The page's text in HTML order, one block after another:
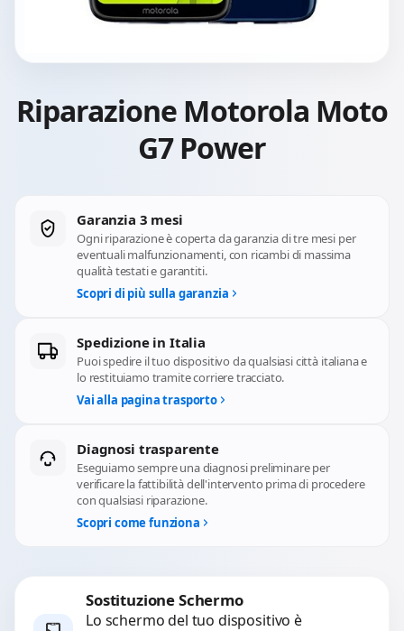
Riparazione Motorola Moto
G7 Power
Garanzia 3 mesi
Ogni riparazione è coperta da garanzia di tre mesi per
eventuali malfunzionamenti, con ricambi di massima
qualità testati e garantiti.
Scopri di più sulla garanzia
Spedizione in Italia
Puoi spedire il tuo dispositivo da qualsiasi città italiana e
lo restituiamo tramite corriere tracciato.
Vai alla pagina trasporto
Diagnosi trasparente
Eseguiamo sempre una diagnosi preliminare per
verificare la fattibilità dell'intervento prima di procedere
con qualsiasi riparazione.
Scopri come funziona
Sostituzione Schermo
Lo schermo del tuo dispositivo è